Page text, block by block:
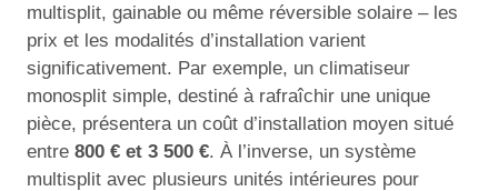
multisplit, gainable ou même réversible solaire – les
prix et les modalités d’installation varient
significativement. Par exemple, un climatiseur
monosplit simple, destiné à rafraîchir une unique
pièce, présentera un coût d’installation moyen situé
entre 800 € et 3 500 €. À l’inverse, un système
multisplit avec plusieurs unités intérieures pour